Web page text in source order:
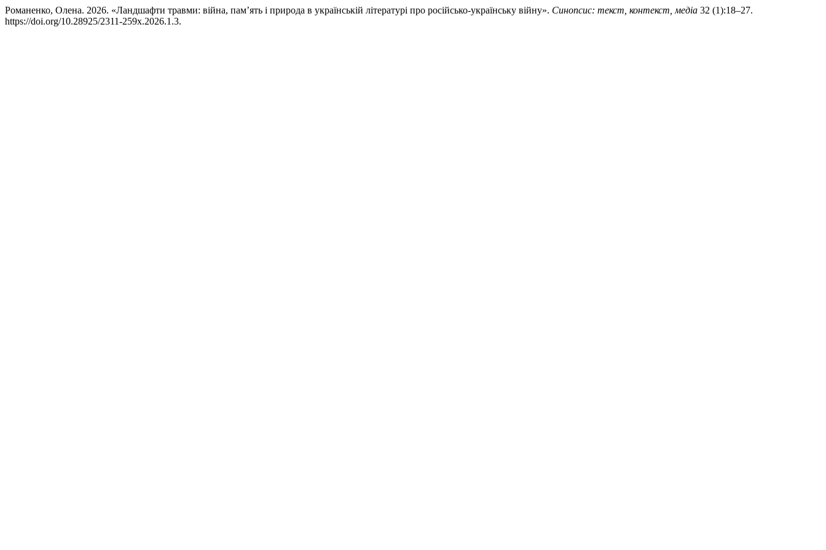
Романенко, Олена. 2026. «Ландшафти травми: війна, пам’ять і природа в українській літературі про російсько-українську війну». Синопсис: текст, контекст, медіа 32 (1):18–27.
https://doi.org/10.28925/2311-259x.2026.1.3.